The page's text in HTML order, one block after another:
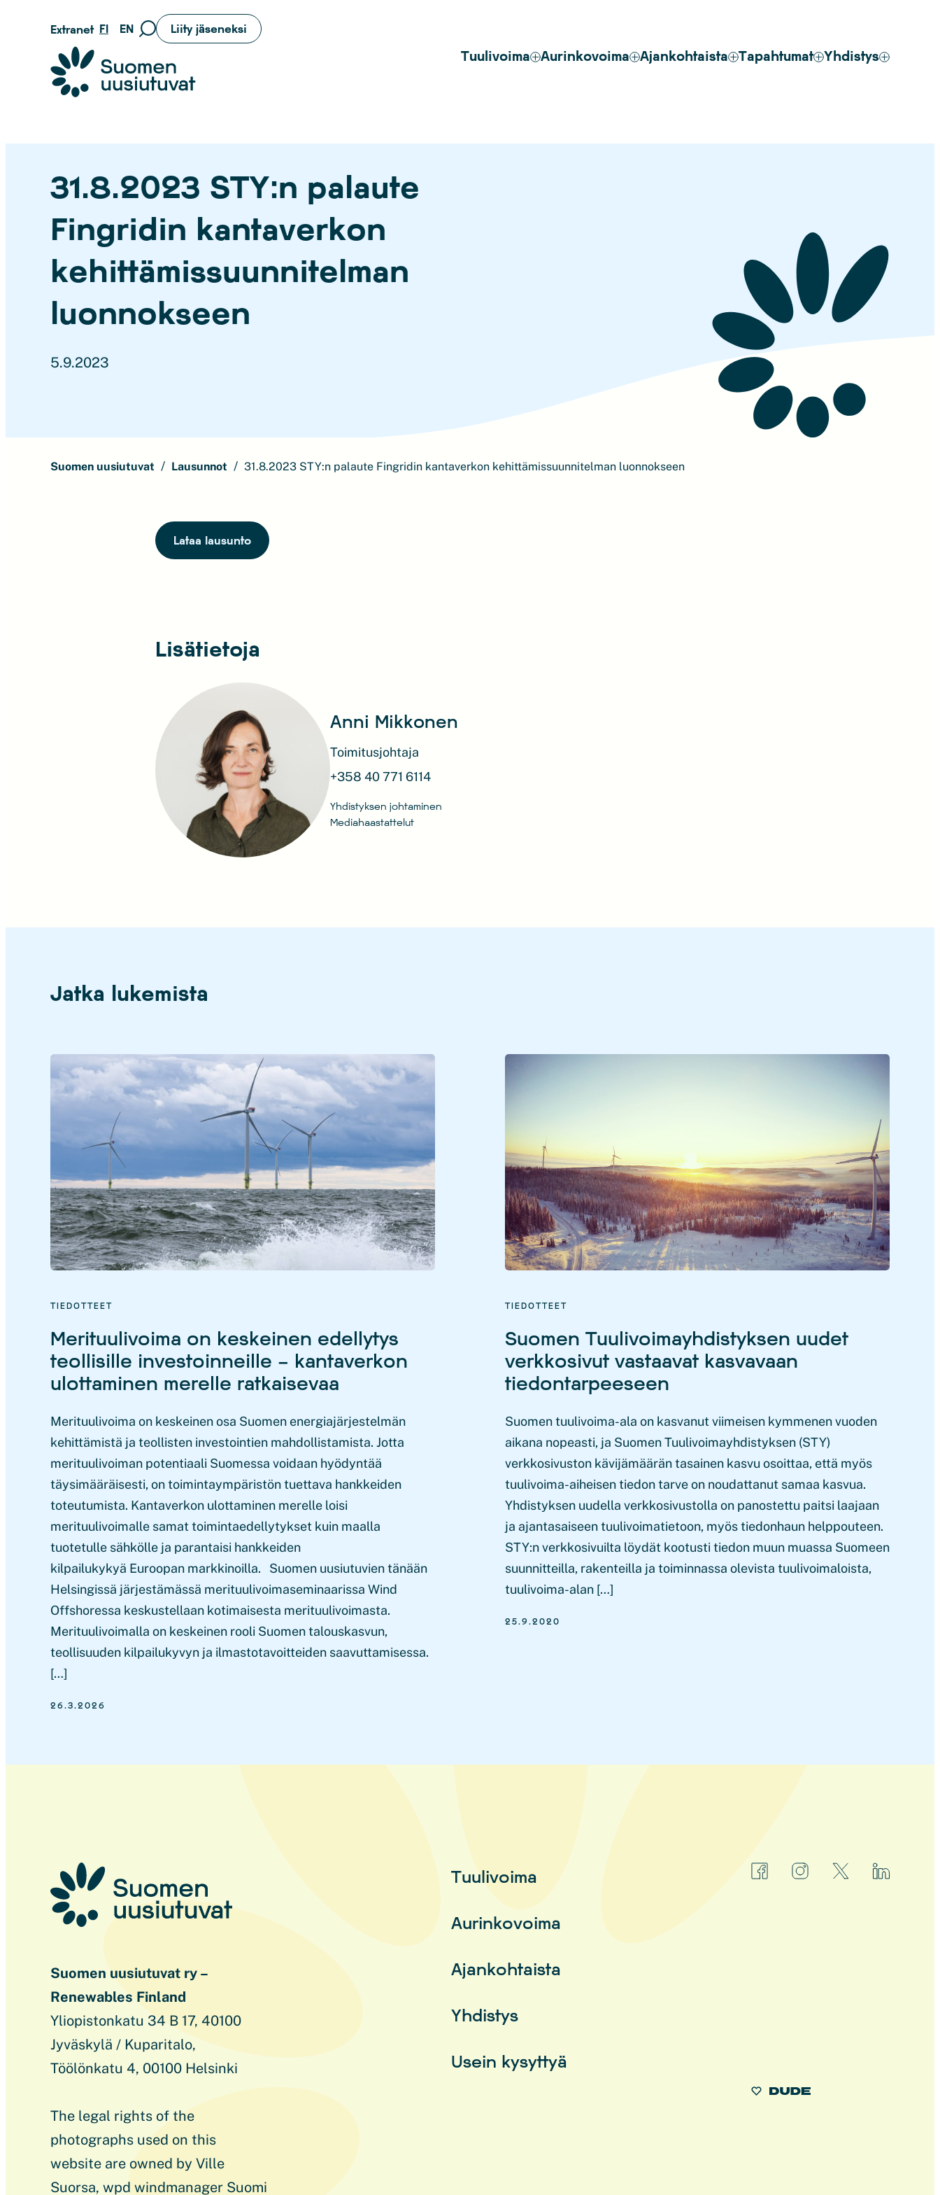
sisältöön
Extranet FI EN
Siirry
Liity jäseneksi
Suomen uusiutuvat ry
Tuulivoima Aurinkovoima Ajankohtaista Tapahtumat Yhdistys
31.8.2023 STY:n palaute
Fingridin kantaverkon
kehittämissuunnitelman
luonnokseen
5.9.2023
Suomen uusiutuvat Lausunnot 31.8.2023 STY:n palaute Fingridin kantaverkon kehittämissuunnitelman luonnokseen
Lataa lausunto
Lisätietoja
Anni Mikkonen
Toimitusjohtaja
+358 40 771 6114
Yhdistyksen johtaminen
Mediahaastattelut
Jatka lukemista
TIEDOTTEET
Merituulivoima on keskeinen edellytys
teollisille investoinneille – kantaverkon
ulottaminen merelle ratkaisevaa
Merituulivoima on keskeinen osa Suomen energiajärjestelmän
kehittämistä ja teollisten investointien mahdollistamista. Jotta
merituulivoiman potentiaali Suomessa voidaan hyödyntää
täysimääräisesti, on toimintaympäristön tuettava hankkeiden
toteutumista. Kantaverkon ulottaminen merelle loisi
merituulivoimalle samat toimintaedellytykset kuin maalla
tuotetulle sähkölle ja parantaisi hankkeiden
kilpailukykyä Euroopan markkinoilla. Suomen uusiutuvien tänään
Helsingissä järjestämässä merituulivoimaseminaarissa Wind
Offshoressa keskustellaan kotimaisesta merituulivoimasta.
Merituulivoimalla on keskeinen rooli Suomen talouskasvun,
teollisuuden kilpailukyvyn ja ilmastotavoitteiden saavuttamisessa.
[…]
26.3.2026
TIEDOTTEET
Suomen Tuulivoimayhdistyksen uudet
verkkosivut vastaavat kasvavaan
tiedontarpeeseen
Suomen tuulivoima-ala on kasvanut viimeisen kymmenen vuoden
aikana nopeasti, ja Suomen Tuulivoimayhdistyksen (STY)
verkkosivuston kävijämäärän tasainen kasvu osoittaa, että myös
tuulivoima-aiheisen tiedon tarve on noudattanut samaa kasvua.
Yhdistyksen uudella verkkosivustolla on panostettu paitsi laajaan
ja ajantasaiseen tuulivoimatietoon, myös tiedonhaun helppouteen.
STY:n verkkosivuilta löydät kootusti tiedon muun muassa Suomeen
suunnitteilla, rakenteilla ja toiminnassa olevista tuulivoimaloista,
tuulivoima-alan […]
25.9.2020
Suomen uusiutuvat ry –
Renewables Finland
Yliopistonkatu 34 B 17, 40100
Jyväskylä / Kuparitalo,
Töölönkatu 4, 00100 Helsinki
The legal rights of the
photographs used on this
website are owned by Ville
Suorsa, wpd windmanager Suomi
Tuulivoima
Aurinkovoima
Ajankohtaista
Yhdistys
Usein kysyttyä
facebookinstagram linkedin